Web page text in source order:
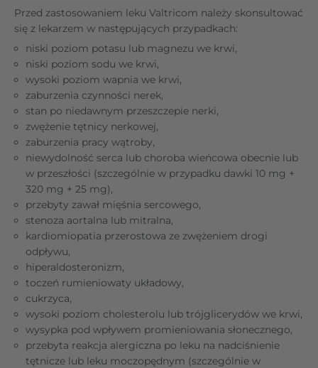
Przed zastosowaniem leku Valtricom należy skonsultować
się z lekarzem w następujących przypadkach:
niski poziom potasu lub magnezu we krwi,
niski poziom sodu we krwi,
wysoki poziom wapnia we krwi,
zaburzenia czynności nerek,
stan po niedawnym przeszczepie nerki,
zwężenie tętnicy nerkowej,
zaburzenia pracy wątroby,
niewydolność serca lub choroba wieńcowa obecnie lub
w przeszłości (szczególnie w przypadku dawki 10 mg +
320 mg + 25 mg),
przebyty zawał mięśnia sercowego,
stenoza aortalna lub mitralna,
kardiomiopatia przerostowa ze zwężeniem drogi
odpływu,
hiperaldosteronizm,
toczeń rumieniowaty układowy,
cukrzyca,
wysoki poziom cholesterolu lub trójglicerydów we krwi,
wysypka pod wpływem promieniowania słonecznego,
przebyta reakcja alergiczna po leku na nadciśnienie
tętnicze lub leku moczopędnym (szczególnie w